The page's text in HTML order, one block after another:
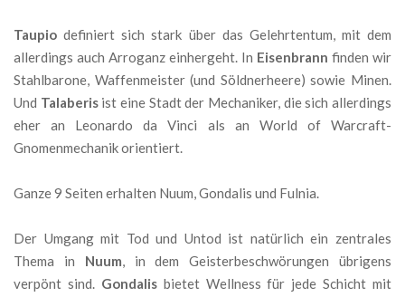
Taupio definiert sich stark über das Gelehrtentum, mit dem
allerdings auch Arroganz einhergeht. In Eisenbrann finden wir
Stahlbarone, Waffenmeister (und Söldnerheere) sowie Minen.
Und Talaberisist eine Stadt der Mechaniker, die sich allerdings
eher an Leonardo da Vinci als an World of Warcraft-
Gnomenmechanik orientiert.
Ganze 9 Seiten erhalten Nuum, Gondalis und Fulnia.
Der Umgang mit Tod und Untod ist natürlich ein zentrales
Thema in Nuum, in dem Geisterbeschwörungen übrigens
verpönt sind. Gondalisbietet Wellness für jede Schicht mit